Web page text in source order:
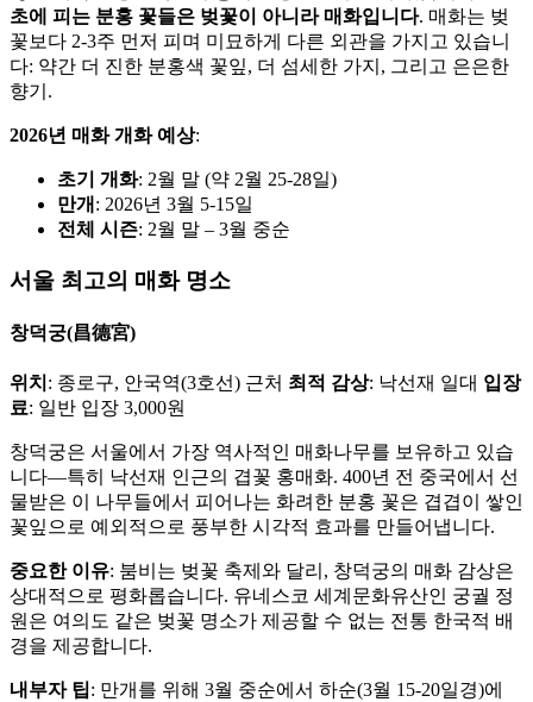
초에 피는 분홍 꽃들은 벚꽃이 아니라 매화입니다. 매화는 벚
꽃보다 2-3주 먼저 피며 미묘하게 다른 외관을 가지고 있습니
다: 약간 더 진한 분홍색 꽃잎, 더 섬세한 가지, 그리고 은은한
향기.
2026년 매화 개화 예상:
초기 개화: 2월 말 (약 2월 25-28일)
만개 : 2026년 3월 5-15일
전체 시즌: 2월 말 – 3월 중순
서울 최고의 매화 명소
창덕궁(昌德宮)
위치 : 종로구, 안국역(3호선) 근처 최적 감상: 낙선재 일대 입장
료: 일반 입장 3,000원
창덕궁은 서울에서 가장 역사적인 매화나무를 보유하고 있습
니다—특히 낙선재 인근의 겹꽃 홍매화. 400년 전 중국에서 선
물받은 이 나무들에서 피어나는 화려한 분홍 꽃은 겹겹이 쌓인
꽃잎으로 예외적으로 풍부한 시각적 효과를 만들어냅니다.
중요한 이유: 붐비는 벚꽃 축제와 달리, 창덕궁의 매화 감상은
상대적으로 평화롭습니다. 유네스코 세계문화유산인 궁궐 정
원은 여의도 같은 벚꽃 명소가 제공할 수 없는 전통 한국적 배
경을 제공합니다.
내부자 팁: 만개를 위해 3월 중순에서 하순(3월 15-20일경)에